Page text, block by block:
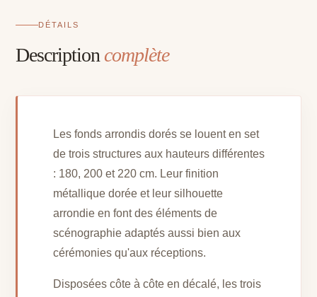
220
DÉTAILS
Description complète
Les fonds arrondis dorés se louent en set
de trois structures aux hauteurs différentes
: 180, 200 et 220 cm. Leur finition
métallique dorée et leur silhouette
arrondie en font des éléments de
scénographie adaptés aussi bien aux
cérémonies qu'aux réceptions.
Disposées côte à côte en décalé, les trois